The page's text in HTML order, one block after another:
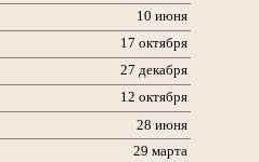
10 июня
17 октября
27 декабря
12 октября
28 июня
29 марта